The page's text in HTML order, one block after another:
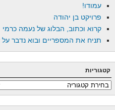
עמודו!
פרויקט בן יהודה
קרוא וכתוב, הבלוג של נעמה כרמי
תניח את המספריים ובוא נדבר על
קטגוריות
קטגוריות